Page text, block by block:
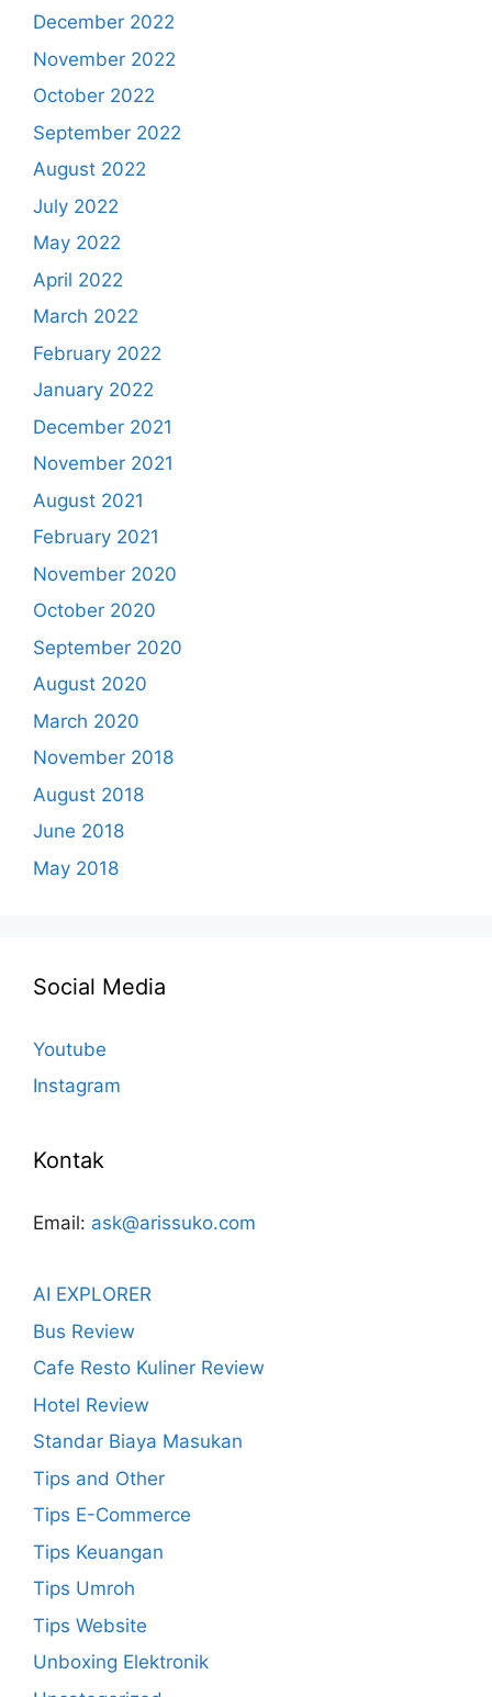
December 2022
November 2022
October 2022
September 2022
August 2022
July 2022
May 2022
April 2022
March 2022
February 2022
January 2022
December 2021
November 2021
August 2021
February 2021
November 2020
October 2020
September 2020
August 2020
March 2020
November 2018
August 2018
June 2018
May 2018
Social Media
Youtube
Instagram
Kontak
Email: ask@arissuko.com
AI EXPLORER
Bus Review
Cafe Resto Kuliner Review
Hotel Review
Standar Biaya Masukan
Tips and Other
Tips E-Commerce
Tips Keuangan
Tips Umroh
Tips Website
Unboxing Elektronik